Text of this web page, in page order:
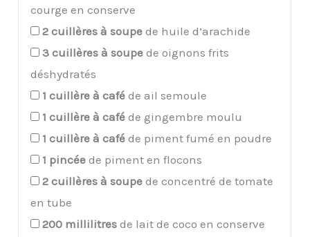
courge en conserve
2 cuillères à soupe de huile d’arachide
3 cuillères à soupe de oignons frits
déshydratés
1 cuillère à café de ail semoule
1 cuillère à café de gingembre moulu
1 cuillère à café de piment fumé en poudre
1 pincée de piment en flocons
2 cuillères à soupe de concentré de tomate
en tube
200 millilitres de lait de coco en conserve